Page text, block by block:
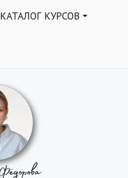
КАТАЛОГ КУРСОВ